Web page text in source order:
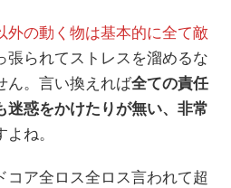
外の動く物は基本的に全て敵
張られてストレスを溜めるな
ん。言い換えれば全ての責任
迷惑をかけたりが無い、非常
よね。
コア全ロス全ロス言われて超